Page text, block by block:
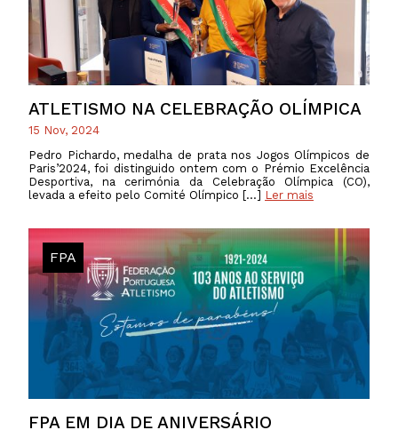
ATLETISMO NA CELEBRAÇÃO OLÍMPICA
15 Nov, 2024
Pedro Pichardo, medalha de prata nos Jogos Olímpicos de
Paris’2024, foi distinguido ontem com o Prémio Excelência
Desportiva, na cerimónia da Celebração Olímpica (CO),
levada a efeito pelo Comité Olímpico […] Ler mais
FPA EM DIA DE ANIVERSÁRIO
FPA